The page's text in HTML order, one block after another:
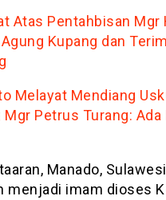
Atas Pentahbisan Mgr
Kupang dan
Melayat Mendiang
Petrus Turang: Ada
Manado,
menjadi imam dioses